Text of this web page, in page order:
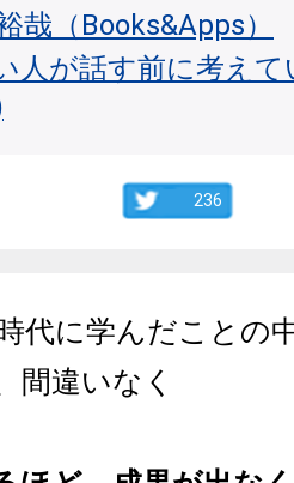
哉（Books&Apps）
人が話す前に考え
236
代に学んだことの
間違いなく